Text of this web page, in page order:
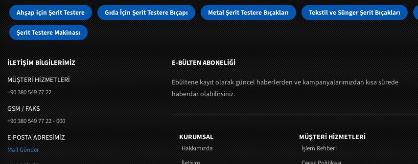
Ahşap için Şerit Testere Gıda İçin Şerit Testere Bıçapı Metal Şerit Testere Bıçakları Tekstil ve Sünger Şerit Bıçakları
Şerit Testere Makinası
İLETİŞİM BİLGİLERİMİZ
MÜŞTERI HIZMETLERI
+90 380 549 77 22
GSM / FAKS
+90 380 549 77 22 - 000
E-POSTA ADRESİMİZ
Mail Gönder
E-BÜLTEN ABONELİĞİ
Ebültene kayıt olarak güncel haberlerden ve kampanyalarımızdan kısa sürede
haberdar olabilirsiniz.
KURUMSAL
Hakkımızda
MÜŞTERI HIZMETLERI
İşlem Rehberi